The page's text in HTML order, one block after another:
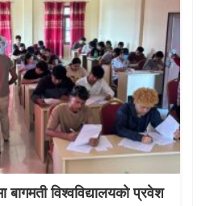
बागमती विश्वविद्यालयको प्रवेश